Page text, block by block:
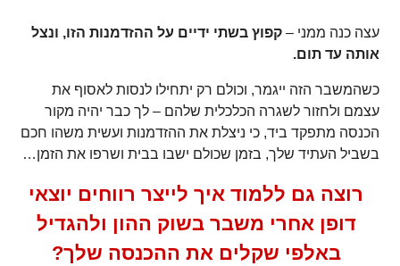
עצה כנה ממני –קפוץ בשתי ידיים על ההזדמנות הזו, ונצל
אותה עד תום.
כשהמשבר הזה ייגמר, וכולם רק יתחילו לנסות לאסוף את
עצמם ולחזור לשגרה הכלכלית שלהם – לך כבר יהיה מקור
הכנסה מתפקד ביד, כי ניצלת את ההזדמנות ועשית משהו חכם
בשביל העתיד שלך, בזמן שכולם ישבו בבית ושרפו את הזמן…
רוצה גם ללמוד איך לייצר רווחים יוצאי
דופן אחרי משבר בשוק ההון ולהגדיל
באלפי שקלים את ההכנסה שלך?